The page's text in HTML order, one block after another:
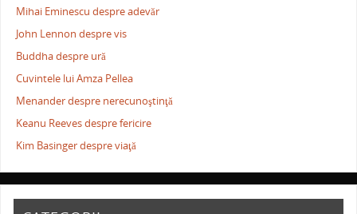
Mihai Eminescu despre adevăr
John Lennon despre vis
Buddha despre ură
Cuvintele lui Amza Pellea
Menander despre nerecunoştinţă
Keanu Reeves despre fericire
Kim Basinger despre viaţă